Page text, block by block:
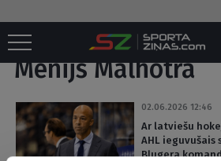
Sākums Birka "Menijs Malhotra"
Menijs Malhotra
02.06.2026 12:46
Ar latviešu
AHL
Bļugera